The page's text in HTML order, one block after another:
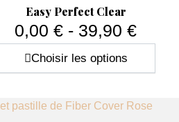
Aperçu rapide
Easy Perfect Clear
0,00 € - 39,90 €
Choisir les options